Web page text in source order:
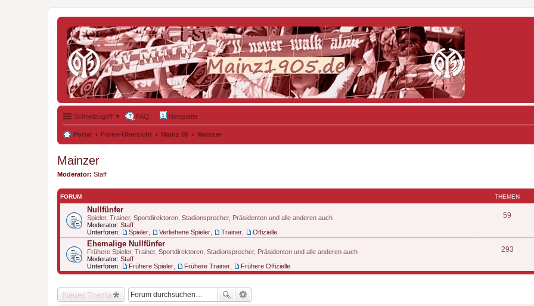
Schnellzugriff ▼ FAQ Netiquette
Portal Foren-Übersicht Mainz 05 Mainzer
Mainzer
Moderator: Staff
FORUM THEMEN
Nullfünfer
Spieler, Trainer, Sportdirektoren, Stadionsprecher, Präsidenten und alle anderen auch
Moderator: Staff
Unterforen:
Spieler Verliehene Spieler Trainer Offizielle
59
Ehemalige Nullfünfer
Frühere Spieler, Trainer, Sportdirektoren, Stadionsprecher, Präsidenten und alle anderen auch
Moderator: Staff
Unterforen:
Frühere Spieler Frühere Trainer Frühere Offizielle
293
Neues Thema